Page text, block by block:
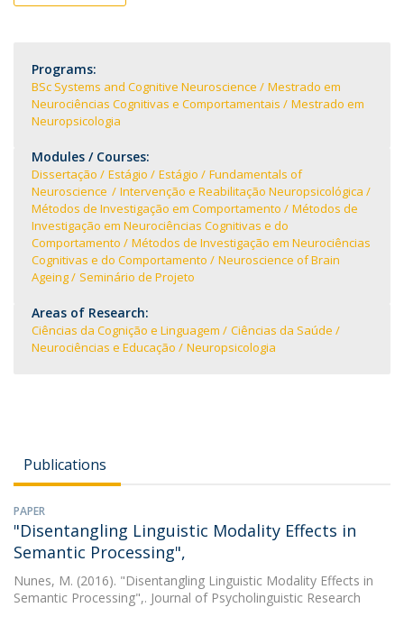
Programs:
BSc Systems and Cognitive Neuroscience
Mestrado em
Neurociências Cognitivas e Comportamentais
Mestrado em
Neuropsicologia
Modules / Courses:
Dissertação Estágio Estágio
Fundamentals of
Neuroscience
Intervenção e Reabilitação Neuropsicológica
Métodos de Investigação em Comportamento
Métodos de
Investigação em Neurociências Cognitivas e do
Comportamento
Métodos de Investigação em Neurociências
Cognitivas e do Comportamento
Neuroscience of Brain
Ageing
Seminário de Projeto
Areas of Research:
Ciências da Cognição e Linguagem
Ciências da Saúde
Neurociências e Educação
Neuropsicologia
Publications
PAPER
"Disentangling Linguistic Modality Effects in
Semantic Processing",
Nunes, M. (2016). "Disentangling Linguistic Modality Effects in
Semantic Processing",. Journal of Psycholinguistic Research